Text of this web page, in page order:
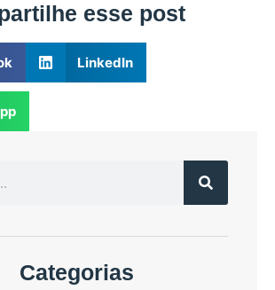
esse post
LinkedIn
Categorias